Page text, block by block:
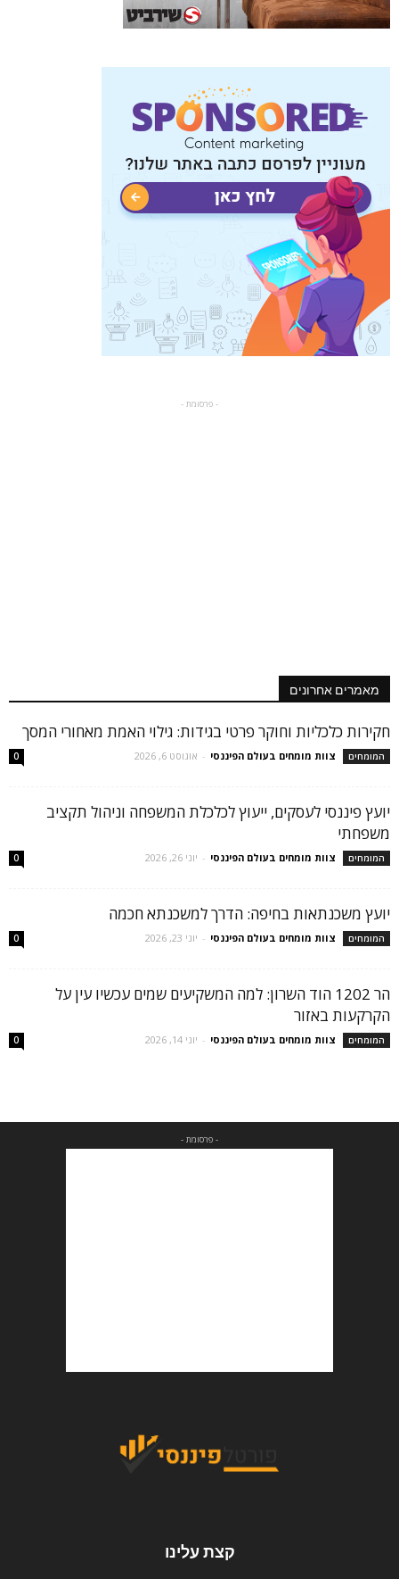
- פרסומת -
מאמרים אחרונים
חקירות כלכליות וחוקר פרטי בגידות: גילוי האמת מאחורי המסך
המומחים צוות מומחים בעולם הפיננסי - אוגוסט 6, 2026 0
יועץ פיננסי לעסקים, ייעוץ לכלכלת המשפחה וניהול תקציב
משפחתי
המומחים צוות מומחים בעולם הפיננסי - יוני 26, 2026 0
יועץ משכנתאות בחיפה: הדרך למשכנתא חכמה
המומחים צוות מומחים בעולם הפיננסי - יוני 23, 2026 0
הר 1202 הוד השרון: למה המשקיעים שמים עכשיו עין על
הקרקעות באזור
המומחים צוות מומחים בעולם הפיננסי - יוני 14, 2026 0
- פרסומת -
קצת עלינו